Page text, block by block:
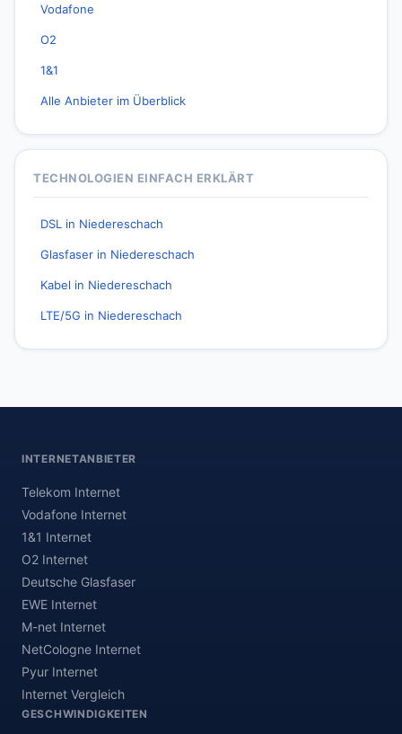
Vodafone
O2
1&1
Alle Anbieter im Überblick
TECHNOLOGIEN EINFACH ERKLÄRT
DSL in Niedereschach
Glasfaser in Niedereschach
Kabel in Niedereschach
LTE/5G in Niedereschach
INTERNETANBIETER
Telekom Internet
Vodafone Internet
1&1 Internet
O2 Internet
Deutsche Glasfaser
EWE Internet
M-net Internet
NetCologne Internet
Pyur Internet
Internet Vergleich
GESCHWINDIGKEITEN